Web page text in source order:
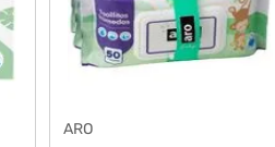
ARO